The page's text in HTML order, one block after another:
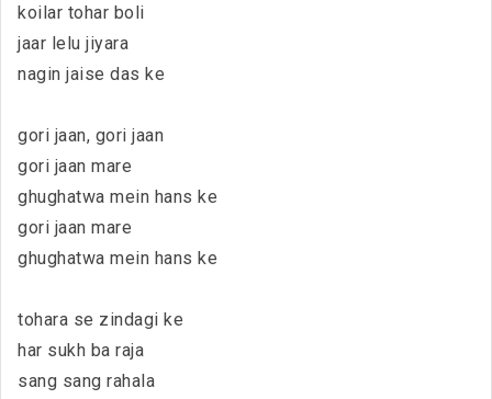
koilar tohar boli
jaar lelu jiyara
nagin jaise das ke
gori jaan, gori jaan
gori jaan mare
ghughatwa mein hans ke
gori jaan mare
ghughatwa mein hans ke
tohara se zindagi ke
har sukh ba raja
sang sang rahala